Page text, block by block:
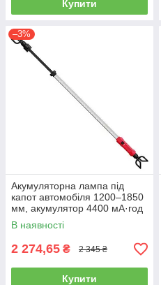
Купити
–3%
Акумуляторна лампа під
капот автомобіля 1200–1850
мм, акумулятор 4400 мА·год
PROTESTER UL-3001
В наявності
2 274,65 ₴ 2 345 ₴
Купити